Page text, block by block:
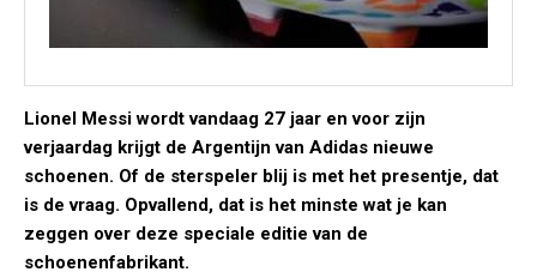
Lionel Messi wordt vandaag 27 jaar en voor zijn
verjaardag krijgt de Argentijn van Adidas nieuwe
schoenen. Of de sterspeler blij is met het presentje, dat
is de vraag. Opvallend, dat is het minste wat je kan
zeggen over deze speciale editie van de
schoenenfabrikant.